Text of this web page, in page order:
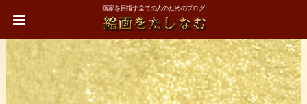
画家を目指す全ての人のためのブログ